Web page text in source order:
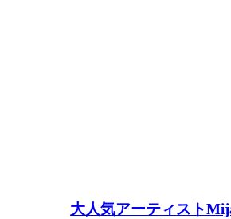
大人気アーティスト